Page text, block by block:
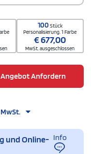
100 Stück
Personalisierung. 1 Farbe
€677,00
MwSt. ausgeschlossen
Angebot Anfordern
MwSt.
und Online- Info